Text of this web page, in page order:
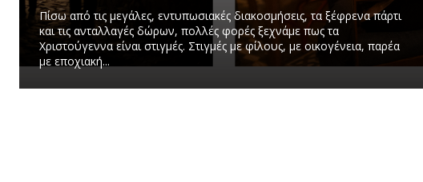
Πίσω από τις μεγάλες, εντυπωσιακές διακοσμήσεις, τα ξέφρενα πάρτι
και τις ανταλλαγές δώρων, πολλές φορές ξεχνάμε πως τα
Χριστούγεννα είναι στιγμές. Στιγμές με φίλους, με οικογένεια, παρέα
με εποχιακή...